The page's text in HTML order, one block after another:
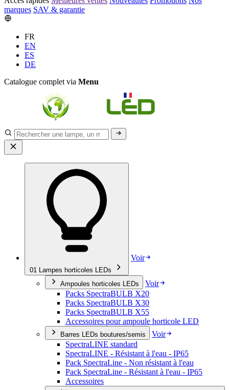
marques SAV & garantie
FR
EN
ES
DE
Catalogue complet via Menu
01 Lampes horticoles LEDs
Voir
Ampoules horticoles LEDs
Voir
Packs SpectraBULB X20
Packs SpectraBULB X30
Packs SpectraBULB X55
Accessoires pour ampoule horticole LED
Barres LEDs boutures/semis
Voir
SpectraLINE standard
SpectraLINE - Résistant à l'eau - IP65
Pack SpectraLine - Non résistant à l'eau
Pack SpectraLine - Résistant à l'eau - IP65
Accessoires